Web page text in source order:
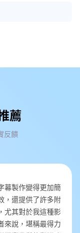
薦
反饋
幕製作變得更加簡
，還提供了許多附
尤其對於我這種影
來說，堪稱最得力